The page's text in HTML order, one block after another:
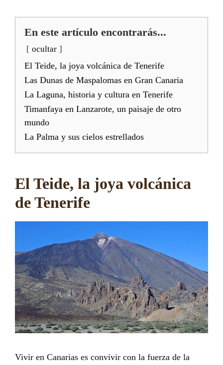
En este artículo encontrarás...
ocultar
El Teide, la joya volcánica de Tenerife
Las Dunas de Maspalomas en Gran Canaria
La Laguna, historia y cultura en Tenerife
Timanfaya en Lanzarote, un paisaje de otro
mundo
La Palma y sus cielos estrellados
El Teide, la joya volcánica
de Tenerife
Vivir en Canarias es convivir con la fuerza de la